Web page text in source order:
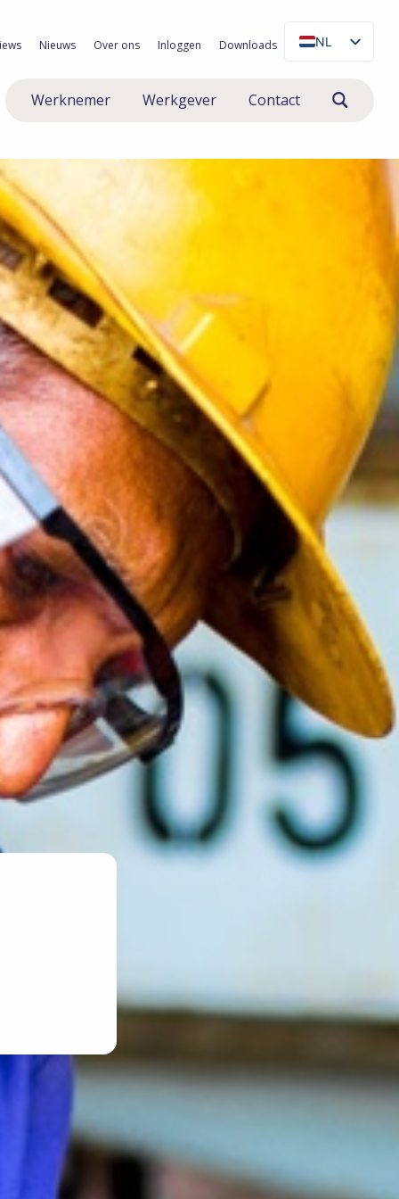
Nieuws Over ons Inloggen Downloads
NL
Werknemer Werkgever Contact